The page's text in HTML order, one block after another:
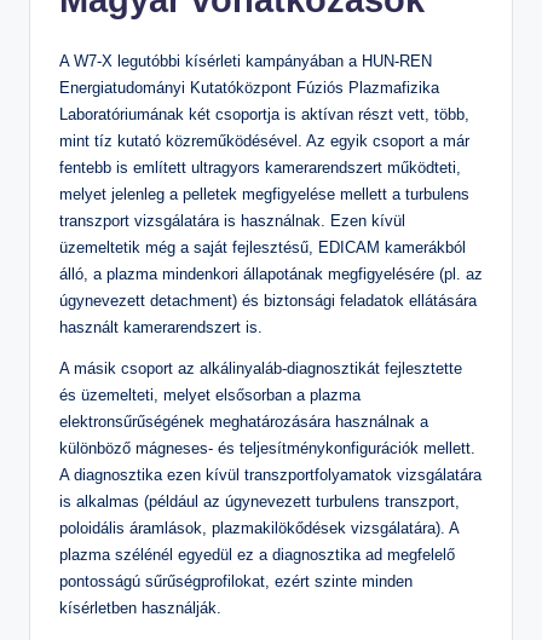
A W7-X legutóbbi kísérleti kampányában a HUN-REN
Energiatudományi Kutatóközpont Fúziós Plazmafizika
Laboratóriumának két csoportja is aktívan részt vett, több,
mint tíz kutató közreműködésével. Az egyik csoport a már
fentebb is említett ultragyors kamerarendszert működteti,
melyet jelenleg a pelletek megfigyelése mellett a turbulens
transzport vizsgálatára is használnak. Ezen kívül
üzemeltetik még a saját fejlesztésű, EDICAM kamerákból
álló, a plazma mindenkori állapotának megfigyelésére (pl. az
úgynevezett detachment) és biztonsági feladatok ellátására
használt kamerarendszert is.
A másik csoport az alkálinyaláb-diagnosztikát fejlesztette
és üzemelteti, melyet elsősorban a plazma
elektronsűrűségének meghatározására használnak a
különböző mágneses- és teljesítménykonfigurációk mellett.
A diagnosztika ezen kívül transzportfolyamatok vizsgálatára
is alkalmas (például az úgynevezett turbulens transzport,
poloidális áramlások, plazmakilökődések vizsgálatára). A
plazma szélénél egyedül ez a diagnosztika ad megfelelő
pontosságú sűrűségprofilokat, ezért szinte minden
kísérletben használják.